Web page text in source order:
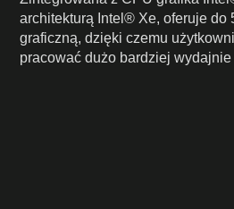
architekturą Intel® Xe, oferuje do
graficzną, dzięki czemu
pracować dużo bardziej